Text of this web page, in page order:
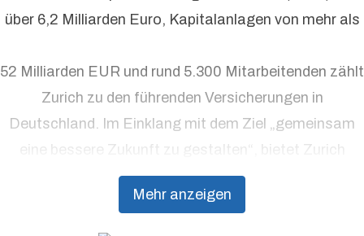
Mehr anzeigen
über 6,2 Milliarden Euro, Kapitalanlagen von mehr als
52 Milliarden EUR und rund 5.300 Mitarbeitenden zählt
Zurich zu den führenden Versicherungen in
Deutschland. Im Einklang mit dem Ziel „gemeinsam
eine bessere Zukunft zu gestalten“, bietet Zurich
Präventionsdienstleistungen an, die über traditionelle
Versicherungsprodukte hinausgehen, um Kunden